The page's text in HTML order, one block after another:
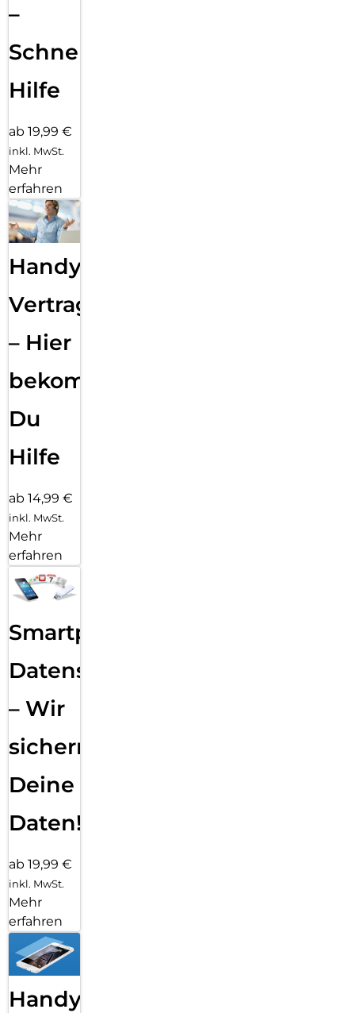
–
Schnelle
Hilfe
ab 19,99 €
inkl. MwSt.
Mehr
erfahren
Handy
Vertragsabwicklung
– Hier
bekommst
Du
Hilfe
ab 14,99 €
inkl. MwSt.
Mehr
erfahren
Smartphone
Datensicherung
– Wir
sichern
Deine
Daten!
ab 19,99 €
inkl. MwSt.
Mehr
erfahren
Handy